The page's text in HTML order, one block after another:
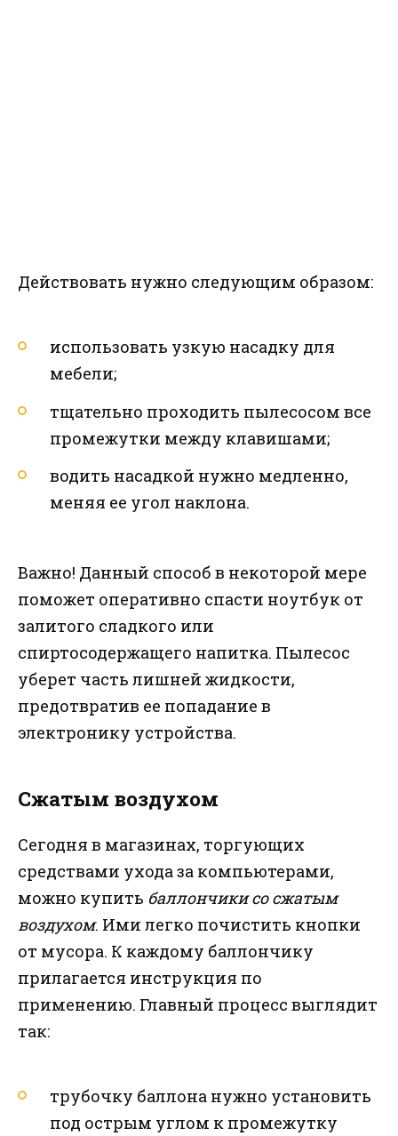
Действовать нужно следующим образом:
использовать узкую насадку для
мебели;
тщательно проходить пылесосом все
промежутки между клавишами;
водить насадкой нужно медленно,
меняя ее угол наклона.
Важно! Данный способ в некоторой мере
поможет оперативно спасти ноутбук от
залитого сладкого или
спиртосодержащего напитка. Пылесос
уберет часть лишней жидкости,
предотвратив ее попадание в
электронику устройства.
Сжатым воздухом
Сегодня в магазинах, торгующих
средствами ухода за компьютерами,
можно купить баллончики со сжатым
воздухом. Ими легко почистить кнопки
от мусора. К каждому баллончику
прилагается инструкция по
применению. Главный процесс выглядит
так:
трубочку баллона нужно установить
под острым углом к промежутку